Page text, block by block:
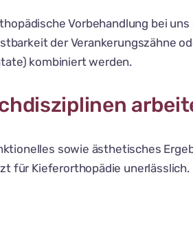
Vorbehandlung bei
der Verankerungszähne
kombiniert werden.
sowie ästhetisches
für Kieferorthopädie unerlässlich.